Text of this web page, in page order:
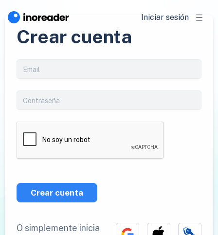
Iniciar sesión
Crear cuenta
Crear cuenta
O simplemente inicia